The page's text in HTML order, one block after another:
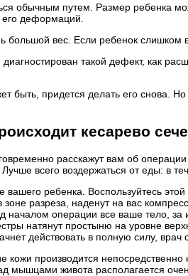
обычным путем. Размер ребенка
его деформаций.
вес. Если ребенок слишком
такой дефект, как
быть, придется делать его снова.
кесарево
расскажут вам об
всего воздержаться от еды: в
ребенка. Воспользуйтесь
разреза, наденут на вас
началом операции все ваше тело,
натянут простыню на уровне
действовать в полную силу, врач
кожи производится
мышцами живота располагается